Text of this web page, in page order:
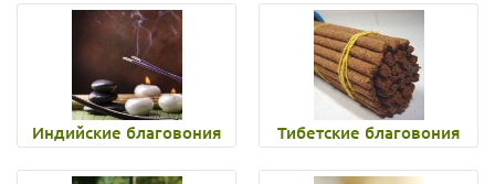
Индийские благовония Тибетские благовония